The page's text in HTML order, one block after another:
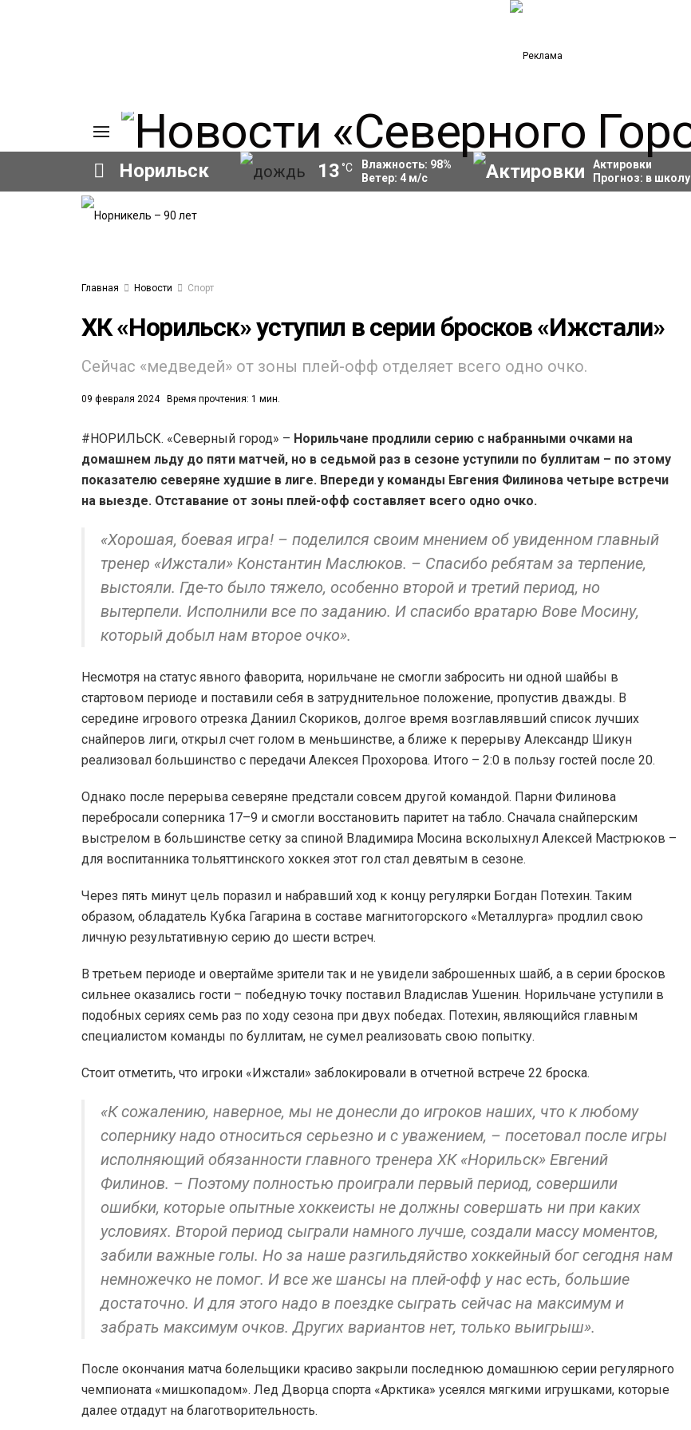
Норильск 13 °C Влажность: 98%
Ветер: 4м/с
Актировки
Прогноз: в школу
Главная Новости Спорт
ХК «Норильск» уступил в серии бросков «Ижстали»
Сейчас «медведей» от зоны плей-офф отделяет всего одно очко.
09 февраля 2024 Время прочтения: 1 мин.
#НОРИЛЬСК. «Северный город» – Норильчане продлили серию с набранными очками на
домашнем льду до пяти матчей, но в седьмой раз в сезоне уступили по буллитам – по этому
показателю северяне худшие в лиге. Впереди у команды Евгения Филинова четыре встречи
на выезде. Отставание от зоны плей-офф составляет всего одно очко.
«Хорошая, боевая игра! – поделился своим мнением об увиденном главный
тренер «Ижстали» Константин Маслюков. – Спасибо ребятам за терпение,
выстояли. Где-то было тяжело, особенно второй и третий период, но
вытерпели. Исполнили все по заданию. И спасибо вратарю Вове Мосину,
который добыл нам второе очко».
Несмотря на статус явного фаворита, норильчане не смогли забросить ни одной шайбы в
стартовом периоде и поставили себя в затруднительное положение, пропустив дважды. В
середине игрового отрезка Даниил Скориков, долгое время возглавлявший список лучших
снайперов лиги, открыл счет голом в меньшинстве, а ближе к перерыву Александр Шикун
реализовал большинство с передачи Алексея Прохорова. Итого – 2:0 в пользу гостей после 20.
Однако после перерыва северяне предстали совсем другой командой. Парни Филинова
перебросали соперника 17–9 и смогли восстановить паритет на табло. Сначала снайперским
выстрелом в большинстве сетку за спиной Владимира Мосина всколыхнул Алексей Мастрюков –
для воспитанника тольяттинского хоккея этот гол стал девятым в сезоне.
Через пять минут цель поразил и набравший ход к концу регулярки Богдан Потехин. Таким
образом, обладатель Кубка Гагарина в составе магнитогорского «Металлурга» продлил свою
личную результативную серию до шести встреч.
В третьем периоде и овертайме зрители так и не увидели заброшенных шайб, а в серии бросков
сильнее оказались гости – победную точку поставил Владислав Ушенин. Норильчане уступили в
подобных сериях семь раз по ходу сезона при двух победах. Потехин, являющийся главным
специалистом команды по буллитам, не сумел реализовать свою попытку.
Стоит отметить, что игроки «Ижстали» заблокировали в отчетной встрече 22 броска.
«К сожалению, наверное, мы не донесли до игроков наших, что к любому
сопернику надо относиться серьезно и с уважением, – посетовал после игры
исполняющий обязанности главного тренера ХК «Норильск» Евгений
Филинов. – Поэтому полностью проиграли первый период, совершили
ошибки, которые опытные хоккеисты не должны совершать ни при каких
условиях. Второй период сыграли намного лучше, создали массу моментов,
забили важные голы. Но за наше разгильдяйство хоккейный бог сегодня нам
немножечко не помог. И все же шансы на плей-офф у нас есть, большие
достаточно. И для этого надо в поездке сыграть сейчас на максимум и
забрать максимум очков. Других вариантов нет, только выигрыш».
После окончания матча болельщики красиво закрыли последнюю домашнюю серии регулярного
чемпионата «мишкопадом». Лед Дворца спорта «Арктика» усеялся мягкими игрушками, которые
далее отдадут на благотворительность.